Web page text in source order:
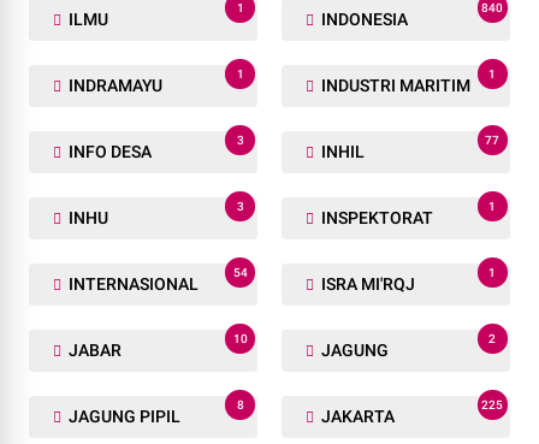
ILMU
1
INDONESIA
840
INDRAMAYU
1
INDUSTRI MARITIM
1
INFO DESA
3
INHIL
77
INHU
3
INSPEKTORAT
1
INTERNASIONAL
54
ISRA MI'RQJ
1
JABAR
10
JAGUNG
2
JAGUNG PIPIL
8
JAKARTA
225